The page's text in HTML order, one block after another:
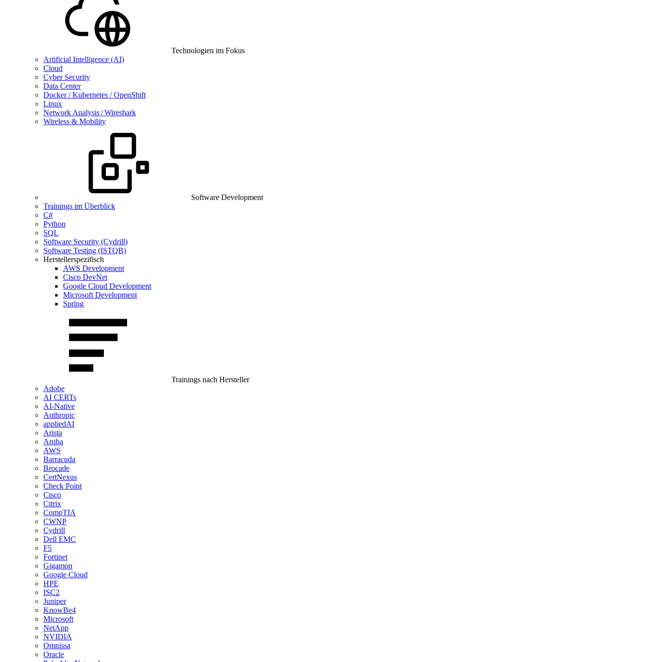
Technologien im Fokus
Artificial Intelligence (AI)
Cloud
Cyber Security
Data Center
Docker / Kubernetes / OpenShift
Linux
Network Analysis / Wireshark
Wireless & Mobility
Software Development
Trainings im Überblick
C#
Python
SQL
Software Security (Cydrill)
Software Testing (ISTQB)
Herstellerspezifisch
AWS Development
Cisco DevNet
Google Cloud Development
Microsoft Development
Spring
Trainings nach Hersteller
Adobe
AI CERTs
AI-Native
Anthropic
appliedAI
Arista
Aruba
AWS
Barracuda
Brocade
CertNexus
Check Point
Cisco
Citrix
CompTIA
CWNP
Cydrill
Dell EMC
F5
Fortinet
Gigamon
Google Cloud
HPE
ISC2
Juniper
KnowBe4
Microsoft
NetApp
NVIDIA
Omnissa
Oracle